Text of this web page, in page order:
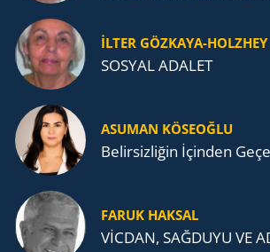
İLTER GÖZKAYA-HOLZHEY
SOSYAL ADALET
ASUMAN KÖSEOĞLU
Belirsizliğin İçinden
FARUK HAKSAL
VİCDAN, SAĞ­DU­YU VE